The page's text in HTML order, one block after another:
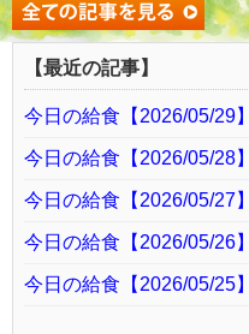
【最近の記事】
今日の給食【2026/05/29】
今日の給食【2026/05/28】
今日の給食【2026/05/27】
今日の給食【2026/05/26】
今日の給食【2026/05/25】